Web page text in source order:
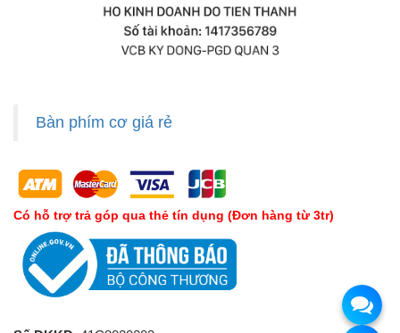
Bàn phím cơ giá rẻ
Có hỗ trợ trả góp qua thẻ tín dụng (Đơn hàng từ 3tr)